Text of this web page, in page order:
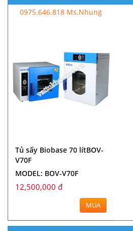
0975.646.818 Ms.Nhung
Tủ sấy Biobase 70 lítBOV-
V70F
MODEL: BOV-V70F
12,500,000 đ
MUA